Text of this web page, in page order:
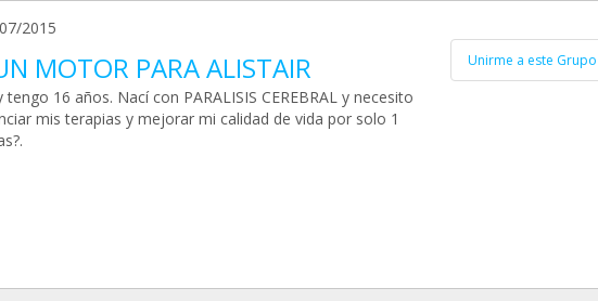
2015
MOTOR PARA ALISTAIR
16 años. Nací con PARALISIS CEREBRAL y necesito
mis terapias y mejorar mi calidad de vida por solo 1
Unirme a este Grupo